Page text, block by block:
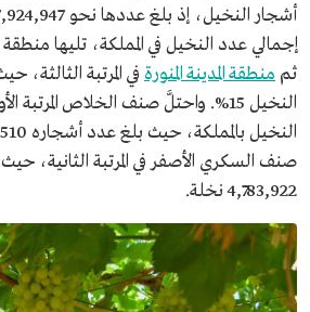
ثم منطقة المدينة المنورة في المرتبة
النخيل 15%. واحتلَّ صنف الخلاص
صنف السكري الأصفر في المرتبة الثانية،
4,783,922 نخلة.